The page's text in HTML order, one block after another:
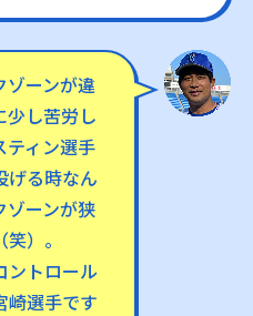
ゾーンが違
少し苦労し
ティン選手
げる時なん
ゾーンが狭
）。
ントロール
崎選手です